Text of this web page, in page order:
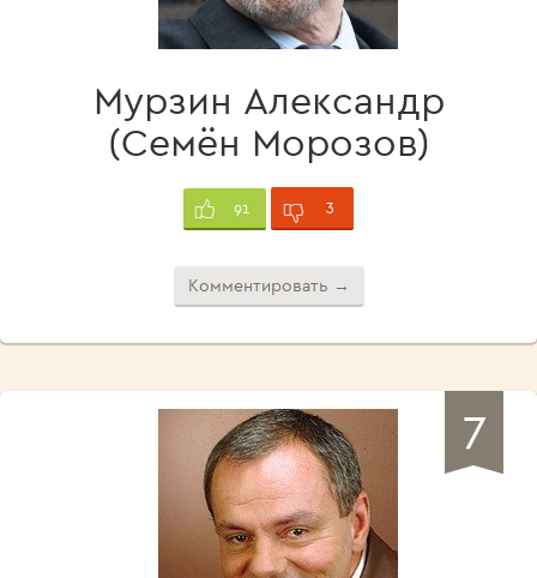
Мурзин Александр
(Семён Морозов)
91 3
Комментировать →
7